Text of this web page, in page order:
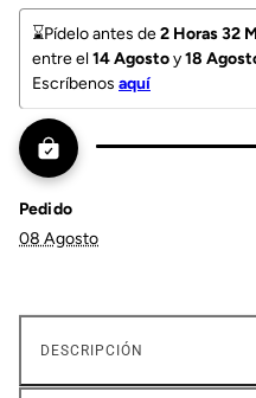
⌛️Pídelo antes de 2 Horas 32
entre el 14 Agosto y 18
Escríbenos aquí
Pedido
08 Agosto
DESCRIPCIÓN